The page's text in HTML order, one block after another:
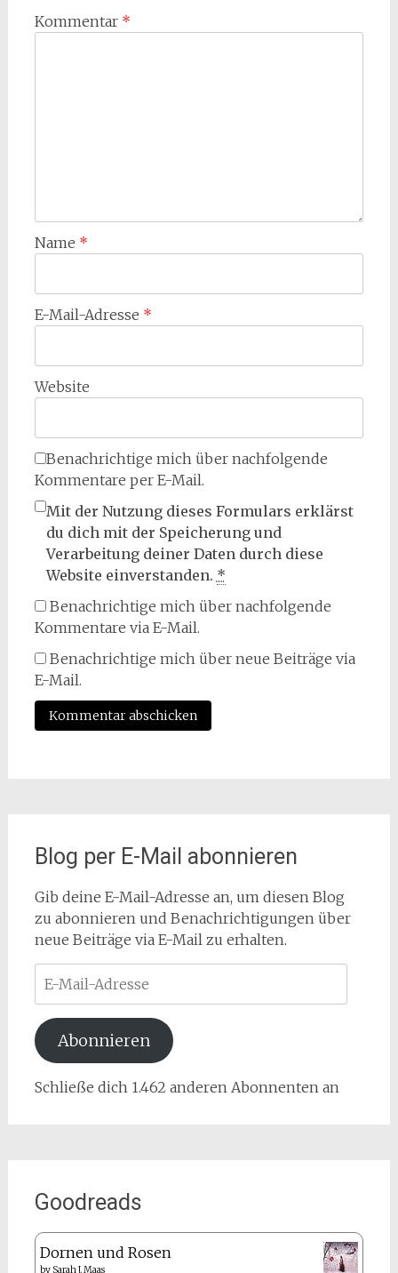
Kommentar *
Name *
E-Mail-Adresse *
Website
Benachrichtige mich über nachfolgende
Kommentare per E-Mail.
Mit der Nutzung dieses Formulars erklärst
du dich mit der Speicherung und
Verarbeitung deiner Daten durch diese
Website einverstanden. *
Benachrichtige mich über nachfolgende
Kommentare via E-Mail.
Benachrichtige mich über neue Beiträge via
E-Mail.
Blog per E-Mail abonnieren
Gib deine E-Mail-Adresse an, um diesen Blog
zu abonnieren und Benachrichtigungen über
neue Beiträge via E-Mail zu erhalten.
Mail-
Adresse
Abonnieren
Schließe dich 1.462 anderen Abonnenten an
Goodreads
Dornen und Rosen
by Sarah J. Maas